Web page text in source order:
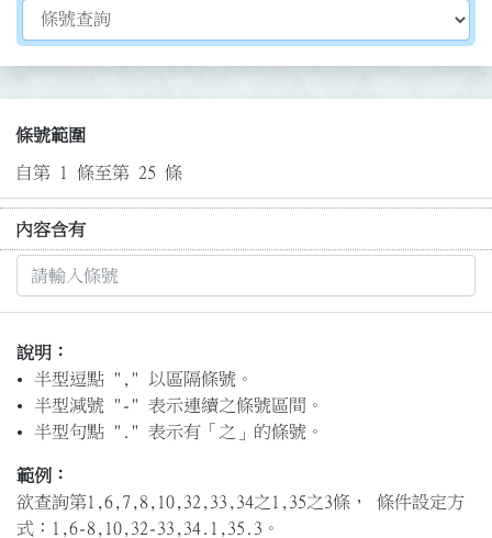
切換選擇法規資訊內容
條號範圍
自第 1 條至第 25 條
內容含有
說明：
半型逗點 "," 以區隔條號。
半型減號 "-" 表示連續之條號區間。
半型句點 "." 表示有「之」的條號。
範例：
欲查詢第1,6,7,8,10,32,33,34之1,35之3條， 條件設定方
式：1,6-8,10,32-33,34.1,35.3。